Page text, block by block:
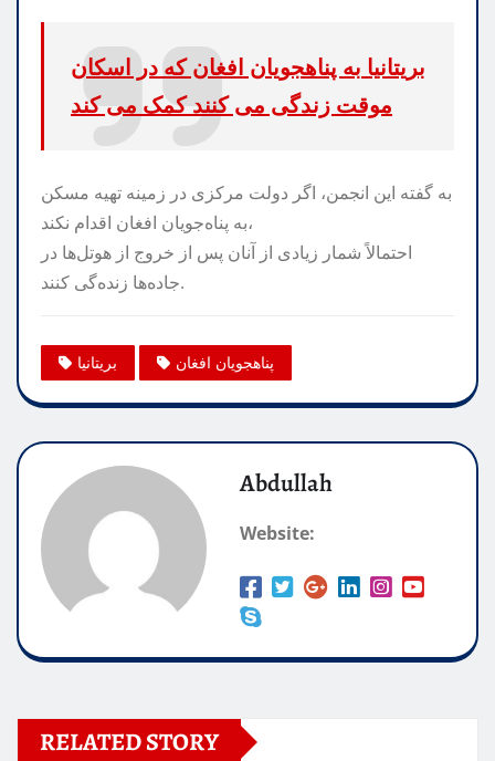
بریتانیا به پناهجویان افغان که در اسکان
موقت زندگی می کنند کمک می کند
به گفته این انجمن، اگر دولت مرکزی در زمینه تهیه مسکن
به پناه‌جویان افغان اقدام نکند،
احتمالاً شمار زیادی از آنان پس از خروج از هوتل‌ها در
جاده‌ها زنده‌گی کنند.
بریتانیا پناهجویان افغان
Abdullah
Website:
RELATED STORY